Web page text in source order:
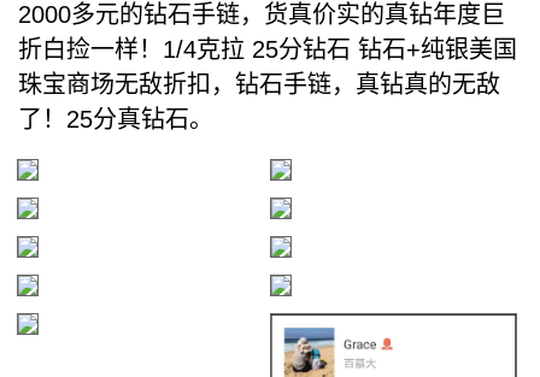
2000多元的钻石手链，货真价实的真钻年度巨
折白捡一样！1/4克拉 25分钻石 钻石+纯银美国
珠宝商场无敌折扣，钻石手链，真钻真的无敌
了！25分真钻石。